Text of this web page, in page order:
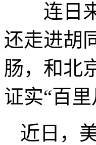
连日来
还走进胡
肠，和北
证实“百
近日，